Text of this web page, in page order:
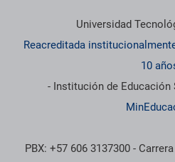
Información
Universidad
Reacreditada
10
- Institución de Educación
PBX: +57 606 3137300 -